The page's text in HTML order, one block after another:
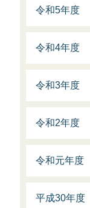
令和5年度
令和4年度
令和3年度
令和2年度
令和元年度
平成30年度